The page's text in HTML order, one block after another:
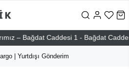
– Bağdat Caddesi 1 - Bağdat
| Yurtdışı Gönderim